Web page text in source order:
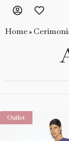
Home»
Outlet